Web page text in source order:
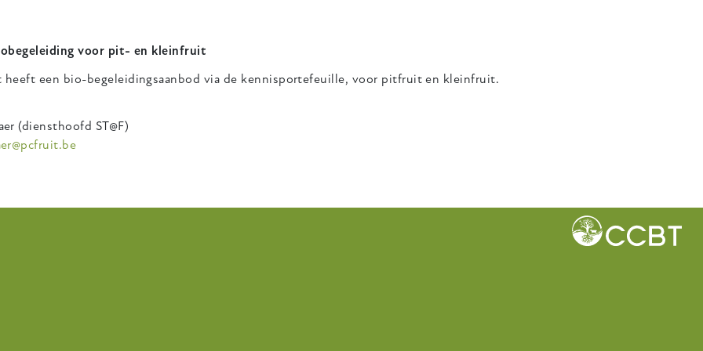
voor pit- en kleinfruit
heeft een bio-begeleidingsaanbod via de kennisportefeuille, voor pitfruit en kleinfruit.
(diensthoofd ST@F)